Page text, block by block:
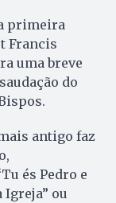
primeira
Francis
uma breve
do
antigo faz
és Pedro e
ou